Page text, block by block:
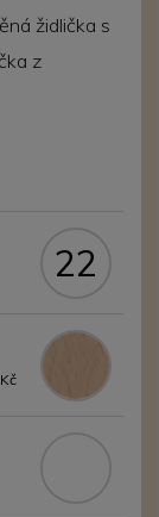
židlička s
z
22